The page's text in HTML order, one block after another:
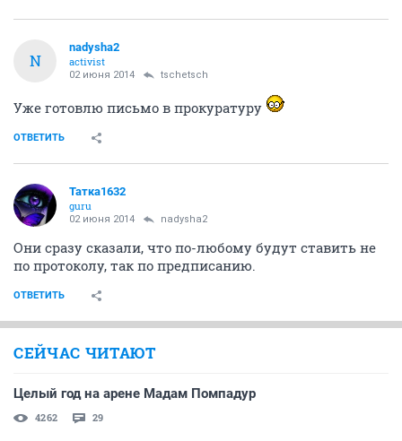
N
nadysha2
activist
02 июня 2014 tschetsch
Уже готовлю письмо в прокуратуру
ОТВЕТИТЬ
Татка1632
guru
02 июня 2014 nadysha2
Они сразу сказали, что по-любому будут ставить не
по протоколу, так по предписанию.
ОТВЕТИТЬ
СЕЙЧАС ЧИТАЮТ
Целый год на арене Мадам Помпадур
4262 29